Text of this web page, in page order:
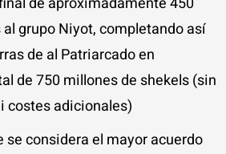
grupo Niyot, completando así
de al Patriarcado en
de 750 millones de shekels (sin
adicionales).
se considera el mayor acuerdo